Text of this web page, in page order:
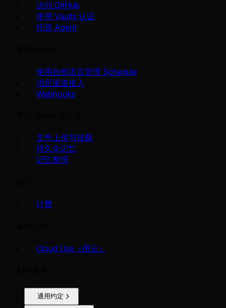
访问 GitHub
使用 Vaults 认证
托管 Agent
使用自然语言管理 Schedule
消息渠道接入
Webhooks
文件上传与挂载
持久化记忆
记忆整理
计费
Cloud Use（用云）
通用约定